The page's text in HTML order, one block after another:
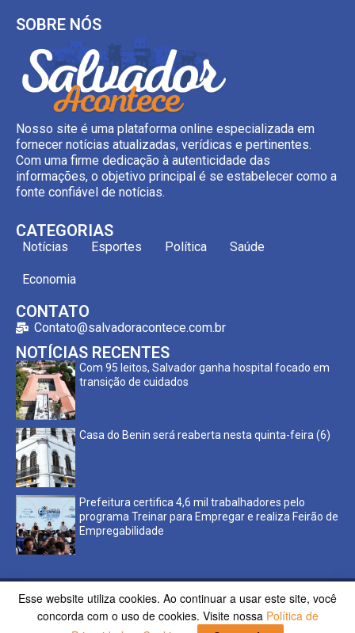
SOBRE NÓS
Nosso site é uma plataforma online especializada em
fornecer notícias atualizadas, verídicas e pertinentes.
Com uma firme dedicação à autenticidade das
informações, o objetivo principal é se estabelecer como a
fonte confiável de notícias.
CATEGORIAS
Notícias Esportes Política Saúde
Economia
CONTATO
Contato@salvadoracontece.com.br
NOTÍCIAS RECENTES
Com 95 leitos, Salvador ganha hospital focado em
transição de cuidados
Casa do Benin será reaberta nesta quinta-feira (6)
Prefeitura certifica 4,6 mil trabalhadores pelo
programa Treinar para Empregar e realiza Feirão de
Empregabilidade
Copyright ©2023 Salvador Acontece. Todos os direitos
reservados | Desenvolvido porPoppy Sites.
Esse website utiliza cookies. Ao continuar a usar este site, você
concorda com o uso de cookies. Visite nossa Política de